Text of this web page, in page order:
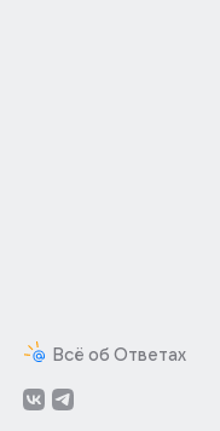
Всё об Ответах